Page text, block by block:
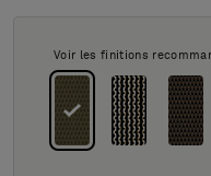
Image & Material Bank
Choisir une langue
Voir les finitions